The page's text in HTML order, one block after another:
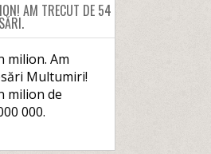
AM TRECUT DE 54
milion. Am
Multumiri!
milion de
000.